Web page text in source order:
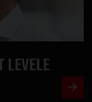
LEVELE